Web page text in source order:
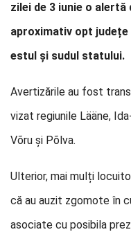
zilei de 3 iunie o
aproximativ opt
estul și sudul statului.
Avertizările au fost
vizat regiunile Lääne,
Võru și Põlva.
Ulterior, mai mulți
că au auzit zgomote în
asociate cu posibila